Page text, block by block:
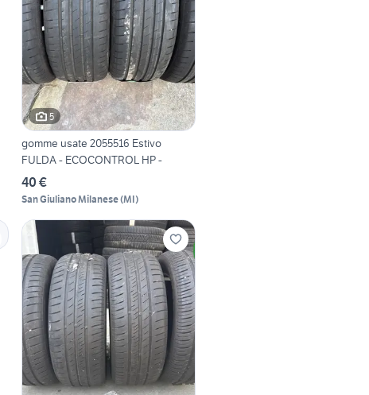
5
gomme usate 2055516 Estivo
FULDA - ECOCONTROL HP -
40 €
San Giuliano Milanese(MI)